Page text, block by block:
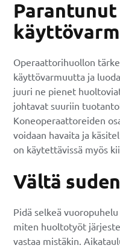
Parantunut
Operaattorihuollon
käyttövarmuutta ja
juuri ne pienet
johtavat suuriin
Koneoperaattoreiden
voidaan havaita ja
on käytettävissä myös
Vältä
Pidä selkeä
miten huoltotyöt
vastaa mistäkin.